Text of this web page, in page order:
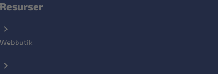
Resurser
Webbutik